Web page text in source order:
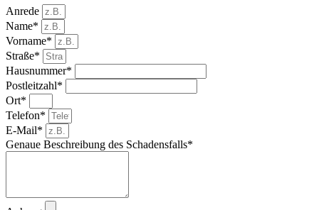
Anrede
Name*
Vorname*
Straße*
Hausnummer*
Postleitzahl*
Ort*
Telefon*
E-Mail*
Genaue Beschreibung des Schadensfalls*